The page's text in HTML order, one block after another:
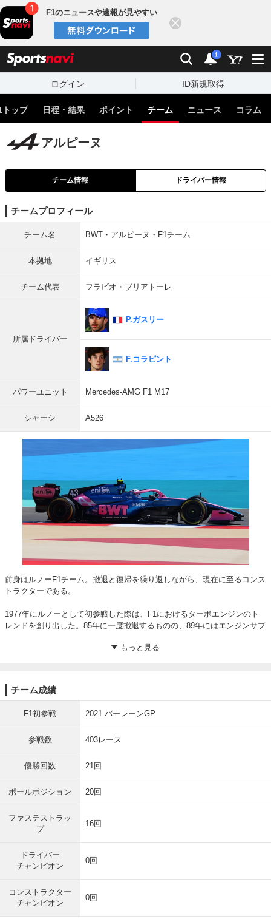
F1のニュースや速報が見やすい
検索 通知
i
ログイン ID新規取得
トップ 日程・結果 ポイント チーム ニュース コラム
アルピーヌ
チーム情報 ドライバー情報
チームプロフィール
チーム名 BWT・アルピーヌ・F1チーム
本拠地 イギリス
チーム代表 フラビオ・ブリアトーレ
所属ドライバー
P.ガスリー
F.コラピント
パワーユニット Mercedes-AMG F1 M17
シャーシ A526
前身はルノーF1チーム。撤退と復帰を繰り返しながら、現在に至るコンス
トラクターである。
1977年にルノーとして初参戦した際は、F1におけるターボエンジンのト
レンドを創り出した。85年に一度撤退するものの、89年にはエンジンサプ
ィリアムズの92年王座獲得に貢献するなど、エンジン開発の面でF1界に大
2002年からは「マイルドセブン・ルノーF1チーム」として2度目のフル参
戦を開始。05年と06年にはフェルナンド・アロンソを擁し、ドライバーズ
交代など財政面での不安定さが露呈すると、ルノーは徐々にチーム運営か
ら離れ、11年を最後に再び完全撤退した。
そして16年に3度目の復帰を果たし、21年にはチーム名を現在の「アルピ
ーヌ」へと変更。近年は不振が続いており、24年シーズンは終盤のブラジ
はさらなる苦境に立たされた。新人ジャック・ドゥーハンが開幕からポイ
ントを挙げられず、早々にフランコ・コラピントへと交代。しかしそのコ
イントに留まり、コンストラクターズランキングは最下位に沈んだ。
25年シーズンを最後に、長年開発を続けてきた自社製ルノーエンジンはそ
の幕を閉じ、今季からはメルセデス製パワーユニットへと切り替わり、新
たな歴史を切り拓いていくことになる。
チーム成績
F1初参戦 2021 バーレーンGP
参戦数 403レース
優勝回数 21回
ポールポジション 20回
ファステストラッ
プ
16回
ドライバー
チャンピオン
0回
コンストラクター
チャンピオン
0回